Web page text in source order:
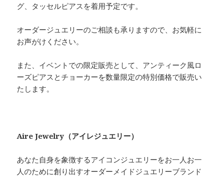
グ、タッセルピアスを着用予定です。
オーダージュエリーのご相談も承りますので、お気軽に
お声がけください。
また、イベントでの限定販売として、アンティーク風ロ
ーズピアスとチョーカーを数量限定の特別価格で販売い
たします。
Aire Jewelry（アイレジュエリー）
あなた自身を象徴するアイコンジュエリーをお一人お一
人のために創り出すオーダーメイドジュエリーブランド